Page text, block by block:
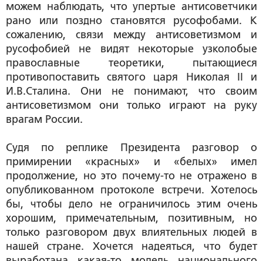
можем наблюдать, что упертые антисоветчики
рано или поздно становятся русофобами. К
сожалению, связи между антисоветизмом и
русофобией не видят некоторые узколобые
православные теоретики, пытающиеся
противопоставить святого царя Николая II и
И.В.Сталина. Они не понимают, что своим
антисоветизмом они только играют на руку
врагам России.
Судя по реплике Президента разговор о
примирении «красных» и «белых» имел
продолжение, но это почему-то не отражено в
опубликованном протоколе встречи. Хотелось
бы, чтобы дело не ограничилось этим очень
хорошим, примечательным, позитивным, но
только разговором двух влиятельных людей в
нашей стране. Хочется надеяться, что будет